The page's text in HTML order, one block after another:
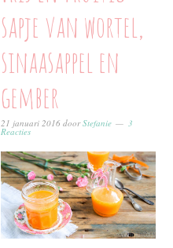
sapje van wortel,
sinaasappel en
gember
21 januari 2016 doorStefanie 3
Reacties